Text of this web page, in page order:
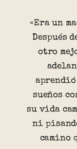
«Era un
Después
otro
sueños
su vida
ni
camino